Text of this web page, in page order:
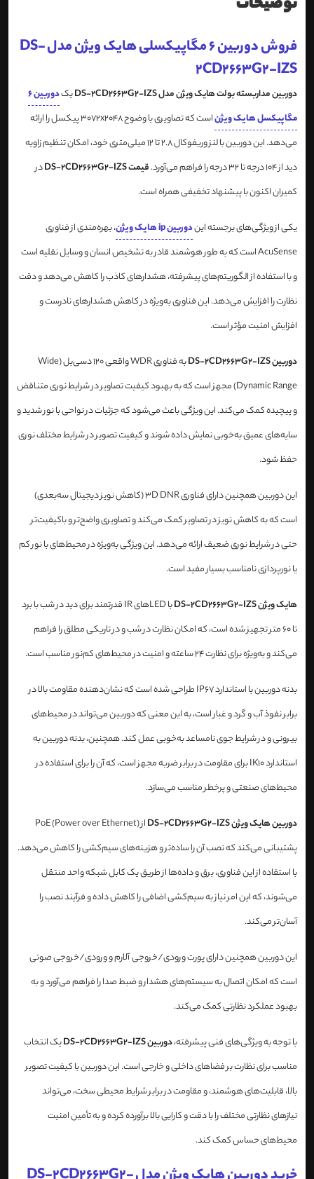
توضیحات
فروش دوربین 6 مگاپیکسلی هایک ویژن مدل DS-
2CD2663G2-IZS
دوربین مداربسته بولت هایک ویژن مدل DS-2CD2663G2-IZS یک
دوربین 6
مگاپیکسل هایک ویژن
است که تصاویری با وضوح 3072x2048 پیکسل را ارائه
می‌دهد. این دوربین با لنز وریفوکال 2.8 تا 12 میلی‌متری خود، امکان تنظیم زاویه
دید از 104 درجه تا 32 درجه را فراهم می‌آورد.
قیمت DS-2CD2663G2-IZS
در
کمیران اکنون با پیشنهاد تخفیفی همراه است.
یکی از ویژگی‌های برجسته ایندوربین ip هایک ویژن
، بهره‌مندی از فناوری
AcuSense است که به طور هوشمند قادر به تشخیص انسان و وسایل نقلیه است
و با استفاده از الگوریتم‌های پیشرفته، هشدارهای کاذب را کاهش می‌دهد و دقت
نظارت را افزایش می‌دهد. این فناوری به‌ویژه در کاهش هشدارهای نادرست و
افزایش امنیت مؤثر است.
دوربین DS-2CD2663G2-IZS
به فناوری WDR واقعی 120 دسی‌بل (Wide
Dynamic Range) مجهز است که به بهبود کیفیت تصاویر در شرایط نوری متناقض
و پیچیده کمک می‌کند. این ویژگی باعث می‌شود که جزئیات در نواحی با نور شدید و
سایه‌های عمیق به‌خوبی نمایش داده شوند و کیفیت تصویر در شرایط مختلف نوری
حفظ شود.
این دوربین همچنین دارای فناوری 3D DNR (کاهش نویز دیجیتال سه‌بعدی)
است که به کاهش نویز در تصاویر کمک می‌کند و تصاویری واضح‌تر و باکیفیت‌تر
حتی در شرایط نوری ضعیف ارائه می‌دهد. این ویژگی به‌ویژه در محیط‌های با نور کم
یا نورپردازی نامناسب بسیار مفید است.
هایک ویژن DS-2CD2663G2-IZS
با LEDهای IR قدرتمند برای دید در شب با برد
تا 60 متر تجهیز شده است، که امکان نظارت در شب و در تاریکی مطلق را فراهم
می‌کند و به‌ویژه برای نظارت 24 ساعته و امنیت در محیط‌های کم‌نور مناسب است.
بدنه دوربین با استاندارد IP67 طراحی شده است که نشان‌دهنده مقاومت بالا در
برابر نفوذ آب و گرد و غبار است، به این معنی که دوربین می‌تواند در محیط‌های
بیرونی و در شرایط جوی نامساعد به‌خوبی عمل کند. همچنین، بدنه دوربین به
استاندارد IK10 برای مقاومت در برابر ضربه مجهز است، که آن را برای استفاده در
محیط‌های صنعتی و پرخطر مناسب می‌سازد.
دوربین هایک ویژن DS-2CD2663G2-IZS
از PoE (Power over Ethernet)
پشتیبانی می‌کند که نصب آن را ساده‌تر و هزینه‌های سیم‌کشی را کاهش می‌دهد.
با استفاده از این فناوری، برق و داده‌ها از طریق یک کابل شبکه واحد منتقل
می‌شوند، که این امر نیاز به سیم‌کشی اضافی را کاهش داده و فرآیند نصب را
آسان‌تر می‌کند.
این دوربین همچنین دارای پورت ورودی/خروجی آلارم و ورودی/خروجی صوتی
است که امکان اتصال به سیستم‌های هشدار و ضبط صدا را فراهم می‌آورد و به
بهبود عملکرد نظارتی کمک می‌کند.
با توجه به ویژگی‌های فنی پیشرفته،دوربین DS-2CD2663G2-IZS
یک انتخاب
مناسب برای نظارت بر فضاهای داخلی و خارجی است. این دوربین با کیفیت تصویر
بالا، قابلیت‌های هوشمند، و مقاومت در برابر شرایط محیطی سخت، می‌تواند
نیازهای نظارتی مختلف را با دقت و کارایی بالا برآورده کرده و به تأمین امنیت
محیط‌های حساس کمک کند.